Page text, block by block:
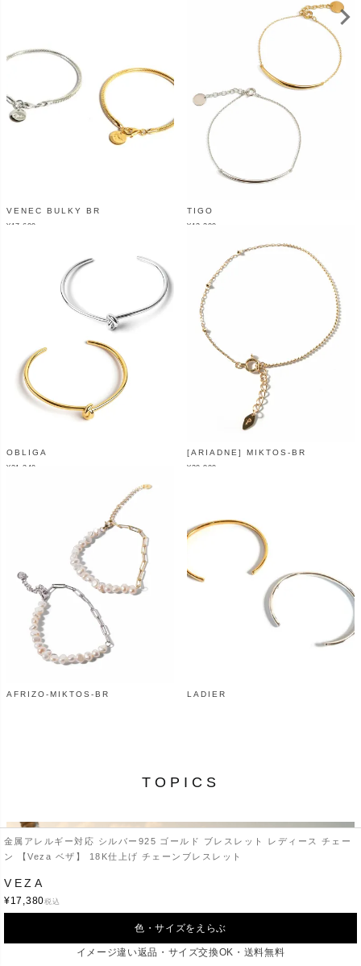
金属アレルギー対応 シルバー925 ゴールド ブレスレット レディース チェー
ン 【Veza ベザ】 18K仕上げ チェーンブレスレット
VEZA
¥17,380税込
色・サイズをえらぶ
イメージ違い返品・サイズ交換OK・送料無料
VENEC BULKY BR
¥ 17,600
TIGO
¥ 13,200
OBLIGA
¥21,340
[ARIADNE] MIKTOS-BR
¥30,800
AFRIZO-MIKTOS-BR LADIER
TOPICS